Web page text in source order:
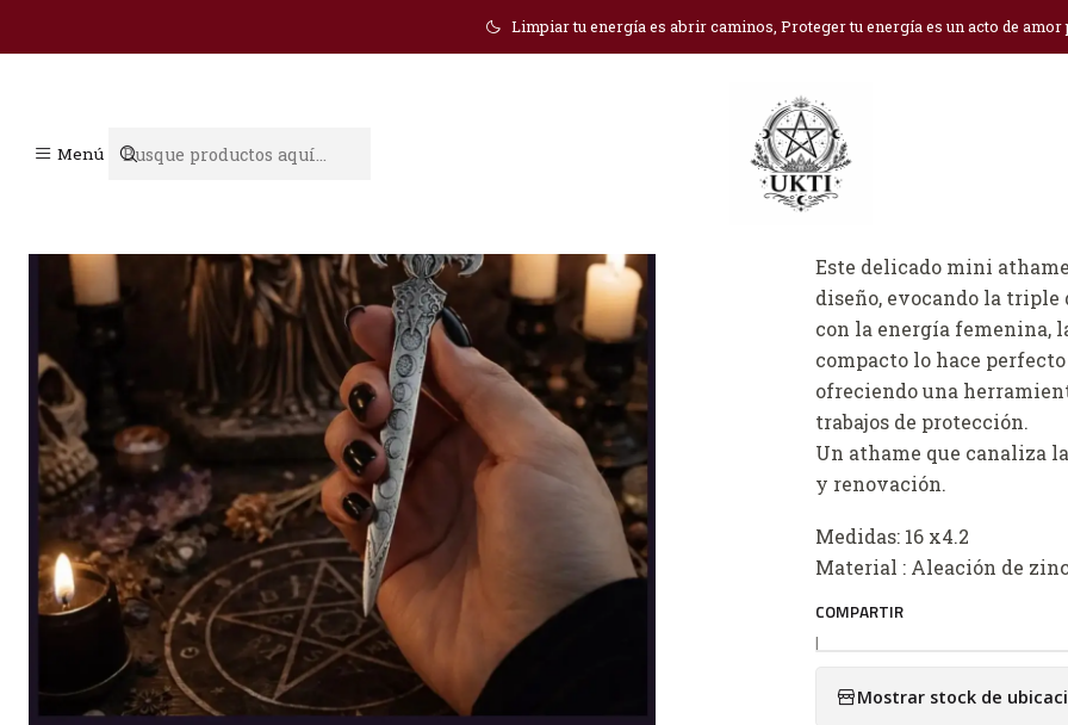
Menú
Limpiar tu energía es abrir caminos, Proteger tu energía es un acto de
Inicio Herramientas Rituales Athame- (daga) triple luna
Athame- (daga)
Cantidad
Este delicado mini
diseño, evocando la
con la energía femenina,
compacto lo hace
ofreciendo una
trabajos de protección.
Un athame que canaliza
y renovación.
Medidas: 16 x4.2
Material : Aleación de zinc
COMPARTIR
|
Mostrar stock de